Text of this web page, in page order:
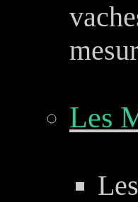
Les